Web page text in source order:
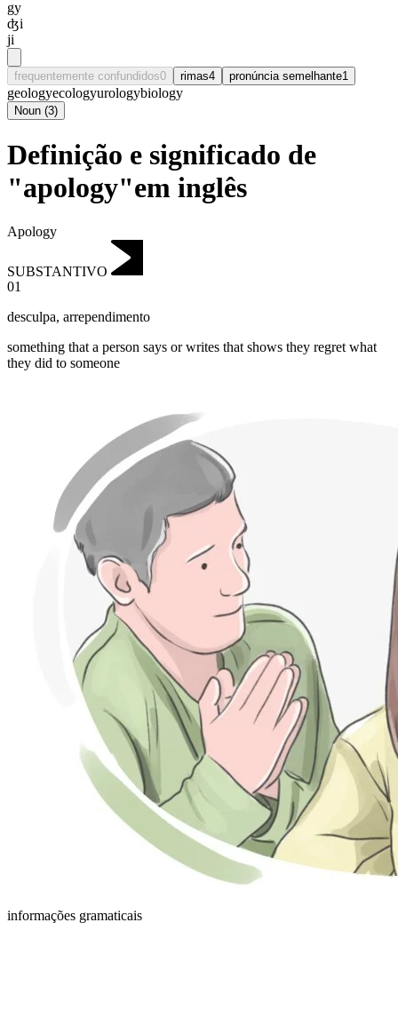
gy
ʤi
ji
frequentemente confundidos0 rimas4 pronúncia semelhante1
geologyecologyurologybiology
Noun (3)
Definição e significado de
"apology"em inglês
Apology
SUBSTANTIVO
01
desculpa, arrependimento
something that a person says or writes that shows they regret what
they did to someone
informações gramaticais